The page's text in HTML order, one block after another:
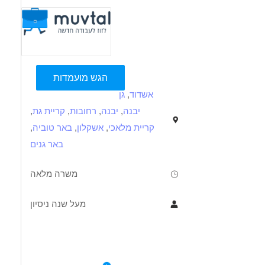
הגש מועמדות
אשדוד, גן
יבנה, יבנה, רחובות, קריית גת,
קריית מלאכי, אשקלון, באר טוביה,
באר גנים
משרה מלאה
מעל שנה ניסיון